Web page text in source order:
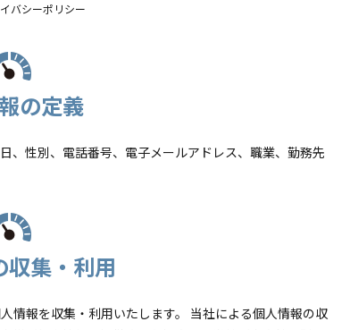
バシーポリシー
の定義
、性別、電話番号、電子メールアドレス、職業、勤務先
収集・利用
情報を収集・利用いたします。 当社による個人情報の収